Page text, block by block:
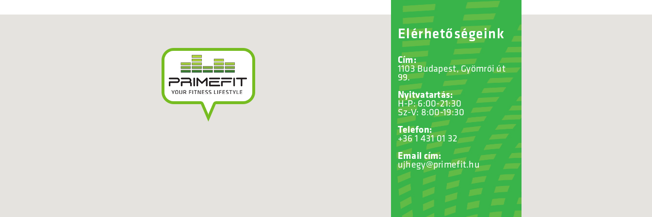
Elérhetőségeink
Cím:
1103 Budapest, Gyömrői út
99.
Nyitvatartás:
H-P: 6:00-21:30
Sz-V: 8:00-19:30
Telefon:
+36 1 431 01 32
Email cím:
ujhegy@primefit.hu